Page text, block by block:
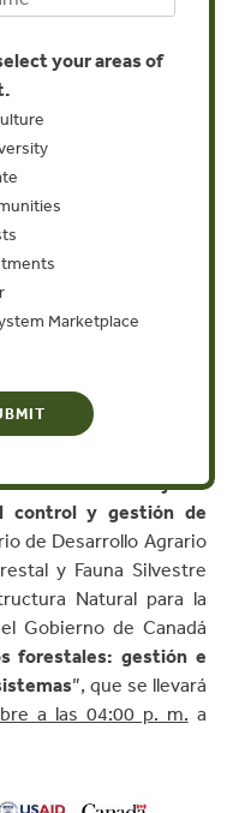
de Desarrollo
Forestal y de Fauna
Infraestructura Natural
como ponentes
investigadora de la
y a Emilio Cobo, actual
y ecosistemas en la
del Sur.
impactos negativos
así como conocer
de las mejores
control y gestión de
de Desarrollo Agrario
y Fauna Silvestre
Natural para la
Gobierno de Canadá
forestales: gestión e
”, que se llevará
a las 04:00 p. m. a
your areas of
Marketplace